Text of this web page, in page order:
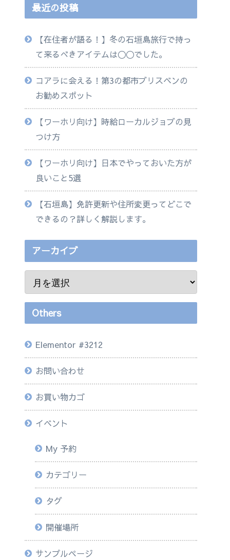
最近の投稿
【在住者が語る！】冬の石垣島旅行で持っ
て来るべきアイテムは◯◯でした。
コアラに会える！第3の都市ブリスベンの
お勧めスポット
【ワーホリ向け】時給ローカルジョブの見
つけ方
【ワーホリ向け】日本でやっておいた方が
良いこと5選
【石垣島】免許更新や住所変更ってどこで
できるの？詳しく解説します。
アーカイブ
Others
Elementor #3212
お問い合わせ
お買い物カゴ
イベント
My 予約
カテゴリー
タグ
開催場所
サンプルページ